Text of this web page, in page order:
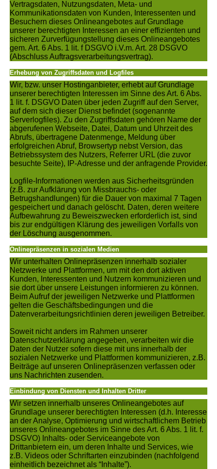
Vertragsdaten, Nutzungsdaten, Meta- und
Kommunikationsdaten von Kunden, Interessenten und
Besuchern dieses Onlineangebotes auf Grundlage
unserer berechtigten Interessen an einer effizienten und
sicheren Zurverfügungstellung dieses Onlineangebotes
gem. Art. 6 Abs. 1 lit. f DSGVO i.V.m. Art. 28 DSGVO
(Abschluss Auftragsverarbeitungsvertrag).
Erhebung von Zugriffsdaten und Logfiles
Wir, bzw. unser Hostinganbieter, erhebt auf Grundlage
unserer berechtigten Interessen im Sinne des Art. 6 Abs.
1 lit. f. DSGVO Daten über jeden Zugriff auf den Server,
auf dem sich dieser Dienst befindet (sogenannte
Serverlogfiles). Zu den Zugriffsdaten gehören Name der
abgerufenen Webseite, Datei, Datum und Uhrzeit des
Abrufs, übertragene Datenmenge, Meldung über
erfolgreichen Abruf, Browsertyp nebst Version, das
Betriebssystem des Nutzers, Referrer URL (die zuvor
besuchte Seite), IP-Adresse und der anfragende Provider.
Logfile-Informationen werden aus Sicherheitsgründen
(z.B. zur Aufklärung von Missbrauchs- oder
Betrugshandlungen) für die Dauer von maximal 7 Tagen
gespeichert und danach gelöscht. Daten, deren weitere
Aufbewahrung zu Beweiszwecken erforderlich ist, sind
bis zur endgültigen Klärung des jeweiligen Vorfalls von
der Löschung ausgenommen.
Onlinepräsenzen in sozialen Medien
Wir unterhalten Onlinepräsenzen innerhalb sozialer
Netzwerke und Plattformen, um mit den dort aktiven
Kunden, Interessenten und Nutzern kommunizieren und
sie dort über unsere Leistungen informieren zu können.
Beim Aufruf der jeweiligen Netzwerke und Plattformen
gelten die Geschäftsbedingungen und die
Datenverarbeitungsrichtlinien deren jeweiligen Betreiber.
Soweit nicht anders im Rahmen unserer
Datenschutzerklärung angegeben, verarbeiten wir die
Daten der Nutzer sofern diese mit uns innerhalb der
sozialen Netzwerke und Plattformen kommunizieren, z.B.
Beiträge auf unseren Onlinepräsenzen verfassen oder
uns Nachrichten zusenden.
Einbindung von Diensten und Inhalten Dritter
Wir setzen innerhalb unseres Onlineangebotes auf
Grundlage unserer berechtigten Interessen (d.h. Interesse
an der Analyse, Optimierung und wirtschaftlichem Betrieb
unseres Onlineangebotes im Sinne des Art. 6 Abs. 1 lit. f.
DSGVO) Inhalts- oder Serviceangebote von
Drittanbietern ein, um deren Inhalte und Services, wie
z.B. Videos oder Schriftarten einzubinden (nachfolgend
einheitlich bezeichnet als “Inhalte”).